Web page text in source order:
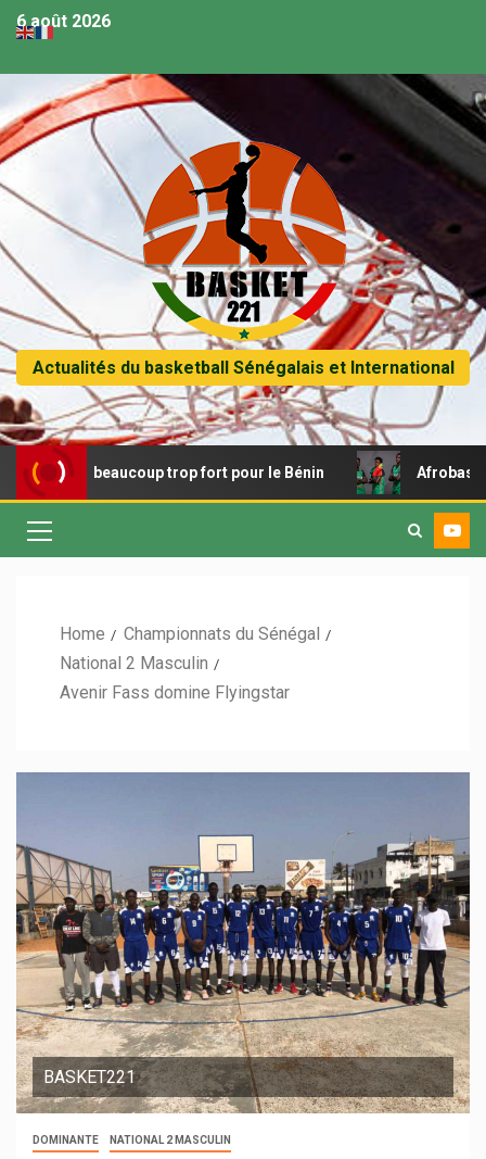
6 août 2026
Actualités du basketball Sénégalais et International
beaucoup trop fort pour le Bénin Afrobasket U18
Home
Championnats du Sénégal
National 2 Masculin
Avenir Fass domine Flyingstar
BASKET221
DOMINANTE NATIONAL 2 MASCULIN